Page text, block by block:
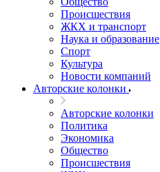
Происшествия
ЖКХ и транспорт
Наука и образование
Спорт
Культура
Новости компаний
Авторские колонки
Авторские колонки
Политика
Экономика
Общество
Происшествия